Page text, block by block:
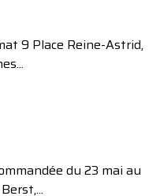
9 Place Reine-Astrid,
du 23 mai au